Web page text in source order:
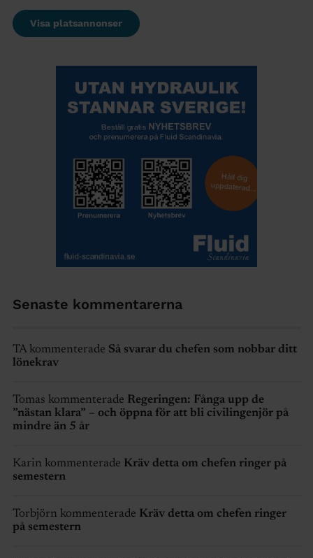
Visa platsannonser
Senaste kommentarerna
TA kommenterade Så svarar du chefen som nobbar ditt
lönekrav
Tomas kommenterade Regeringen: Fånga upp de
”nästan klara” – och öppna för att bli civilingenjör på
mindre än 5 år
Karin kommenterade Kräv detta om chefen ringer på
semestern
Torbjörn kommenterade Kräv detta om chefen ringer
på semestern